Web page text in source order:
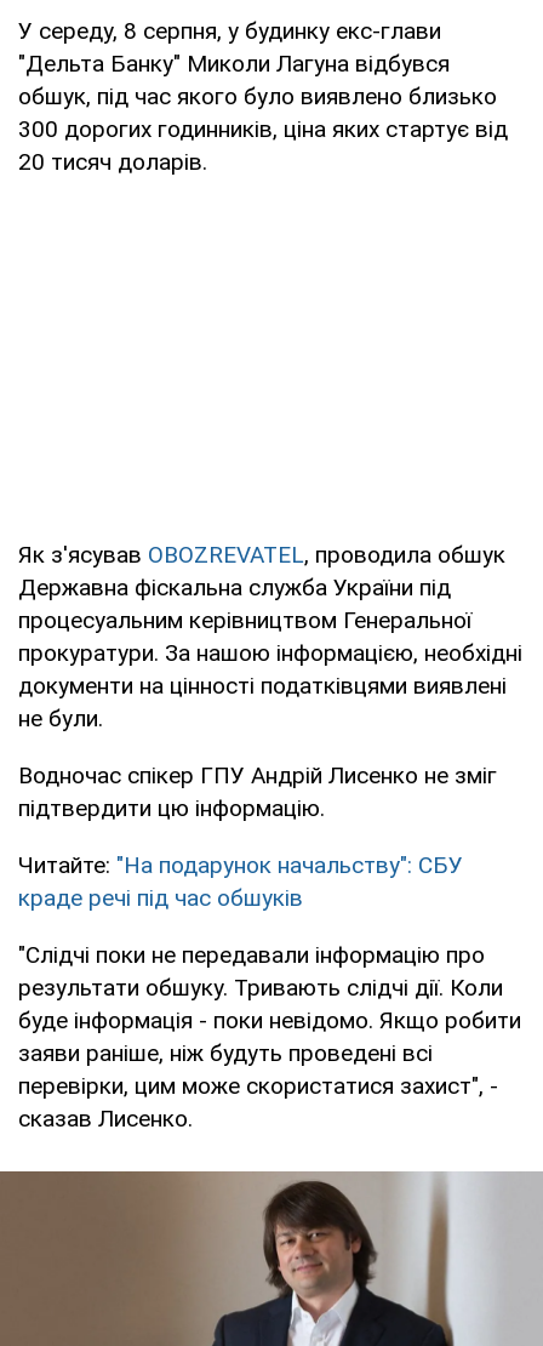
У середу, 8 серпня, у будинку екс-глави
"Дельта Банку" Миколи Лагуна відбувся
обшук, під час якого було виявлено близько
300 дорогих годинників, ціна яких стартує від
20 тисяч доларів.
Як з'ясував OBOZREVATEL, проводила обшук
Державна фіскальна служба України під
процесуальним керівництвом Генеральної
прокуратури. За нашою інформацією, необхідні
документи на цінності податківцями виявлені
не були.
Водночас спікер ГПУ Андрій Лисенко не зміг
підтвердити цю інформацію.
Читайте: "На подарунок начальству": СБУ
краде речі під час обшуків
"Слідчі поки не передавали інформацію про
результати обшуку. Тривають слідчі дії. Коли
буде інформація - поки невідомо. Якщо робити
заяви раніше, ніж будуть проведені всі
перевірки, цим може скористатися захист", -
сказав Лисенко.